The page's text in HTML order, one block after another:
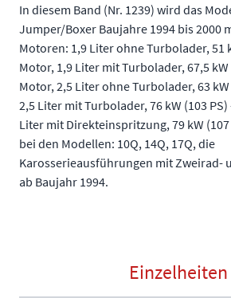
In diesem Band (Nr. 1239) wird das
Jumper/Boxer Baujahre 1994 bis 2000
Motoren: 1,9 Liter ohne Turbolader, 51
Motor, 1,9 Liter mit Turbolader, 67,5 kW
Motor, 2,5 Liter ohne Turbolader, 63 kW
2,5 Liter mit Turbolader, 76 kW (103
Liter mit Direkteinspritzung, 79 kW (107
bei den Modellen: 10Q, 14Q, 17Q, die
Karosserieausführungen mit Zweirad-
ab Baujahr 1994.
Einzelheiten